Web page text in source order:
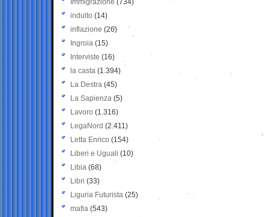
Immigrazione (734)
indulto (14)
inflazione (26)
Ingroia (15)
Interviste (16)
la casta (1.394)
La Destra (45)
La Sapienza (5)
Lavoro (1.316)
LegaNord (2.411)
Letta Enrico (154)
Liberi e Uguali (10)
Libia (68)
Libri (33)
Liguria Futurista (25)
mafia (543)